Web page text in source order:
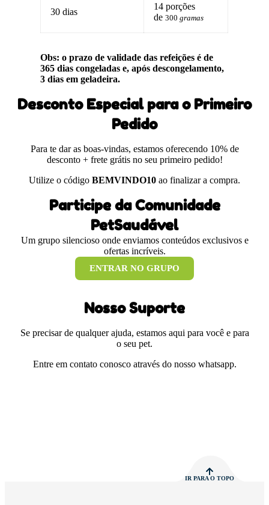
30 dias
14 porções
de300gramas
Obs: o prazo de validade das refeições é de
365 dias congeladas e, após descongelamento,
3 dias em geladeira.
Desconto Especial para o Primeiro
Pedido
Para te dar as boas-vindas, estamos oferecendo 10% de
desconto + frete grátis no seu primeiro pedido!
Utilize o código BEMVINDO10 ao finalizar a compra.
Participe da Comunidade
PetSaudável
Um grupo silencioso onde enviamos conteúdos exclusivos e
ofertas incríveis.
ENTRAR NO GRUPO
Nosso Suporte
Se precisar de qualquer ajuda, estamos aqui para você e para
o seu pet.
Entre em contato conosco através do nosso whatsapp.
IR PARA O TOPO